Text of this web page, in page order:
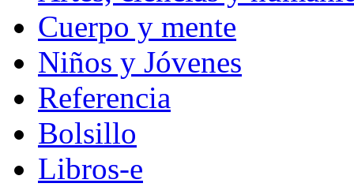
Cuerpo y mente
Niños y Jóvenes
Referencia
Bolsillo
Libros-e